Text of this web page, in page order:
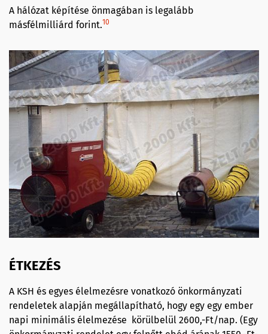
A hálózat képítése önmagában is legalább
másfélmilliárd forint.10
ÉTKEZÉS
A KSH és egyes élelmezésre vonatkozó önkormányzati
rendeletek alapján megállapítható, hogy egy egy ember
napi minimális élelmezése körülbelül 2600,-Ft/nap. (Egy